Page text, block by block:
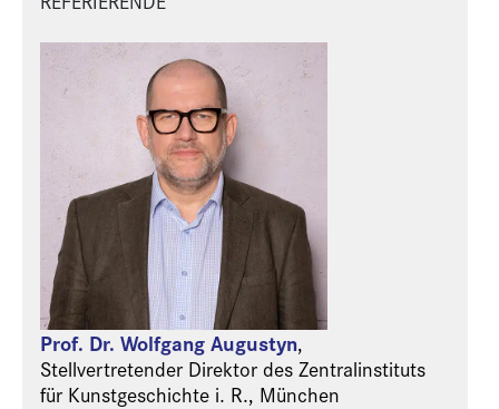
Prof. Dr. Wolfgang Augustyn,
Stellvertretender Direktor des Zentralinstituts
für Kunstgeschichte i. R., München